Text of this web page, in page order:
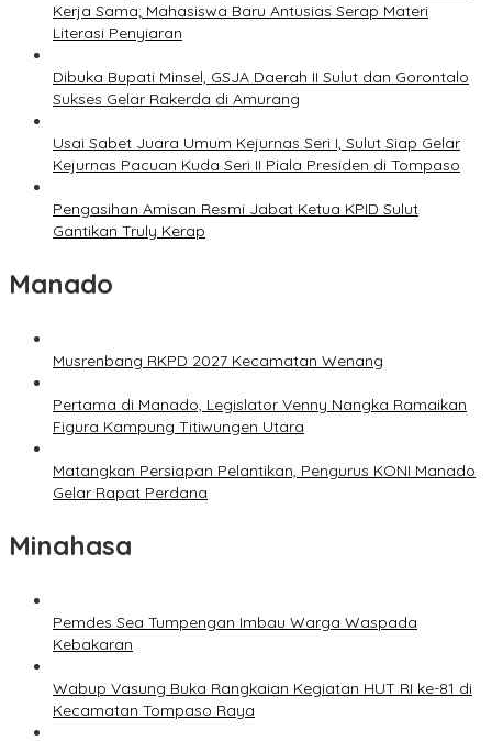
Kerja Sama; Mahasiswa Baru Antusias Serap Materi
Literasi Penyiaran
Dibuka Bupati Minsel, GSJA Daerah II Sulut dan Gorontalo
Sukses Gelar Rakerda di Amurang
Usai Sabet Juara Umum Kejurnas Seri I, Sulut Siap Gelar
Kejurnas Pacuan Kuda Seri II Piala Presiden di Tompaso
Pengasihan Amisan Resmi Jabat Ketua KPID Sulut
Gantikan Truly Kerap
Manado
Musrenbang RKPD 2027 Kecamatan Wenang
Pertama di Manado, Legislator Venny Nangka Ramaikan
Figura Kampung Titiwungen Utara
Matangkan Persiapan Pelantikan, Pengurus KONI Manado
Gelar Rapat Perdana
Minahasa
Pemdes Sea Tumpengan Imbau Warga Waspada
Kebakaran
Wabup Vasung Buka Rangkaian Kegiatan HUT RI ke-81 di
Kecamatan Tompaso Raya